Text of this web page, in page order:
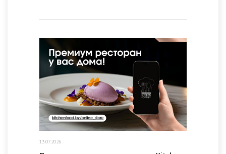
13.07.2026